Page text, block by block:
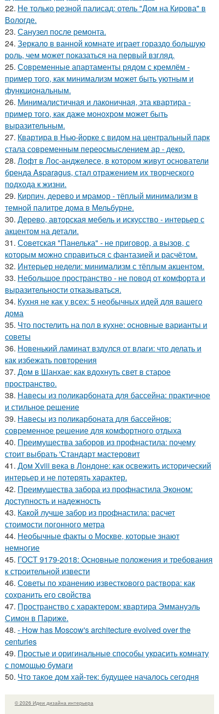
22. Не только резной палисад: отель "Дом на Кирова" в
Вологде.
23. Санузел после ремонта.
24. Зеркало в ванной комнате играет гораздо большую
роль, чем может показаться на первый взгляд.
25. Современные апартаменты рядом с кремлём -
пример того, как минимализм может быть уютным и
функциональным.
26. Минималистичная и лаконичная, эта квартира -
пример того, как даже монохром может быть
выразительным.
27. Квартира в Нью-йорке с видом на центральный парк
стала современным переосмыслением ар - деко.
28. Лофт в Лос-анджелесе, в котором живут основатели
бренда Asparagus, стал отражением их творческого
подхода к жизни.
29. Кирпич, дерево и мрамор - тёплый минимализм в
темной палитре дома в Мельбурне.
30. Дерево, авторская мебель и искусство - интерьер с
акцентом на детали.
31. Советская "Панелька" - не приговор, а вызов, с
которым можно справиться с фантазией и расчётом.
32. Интерьер недели: минимализм с тёплым акцентом.
33. Небольшое пространство - не повод от комфорта и
выразительности отказываться.
34. Кухня не как у всех: 5 необычных идей для вашего
дома
35. Что постелить на пол в кухне: основные варианты и
советы
36. Новенький ламинат вздулся от влаги: что делать и
как избежать повторения
37. Дом в Шанхае: как вдохнуть свет в старое
пространство.
38. Навесы из поликарбоната для бассейна: практичное
и стильное решение
39. Навесы из поликарбоната для бассейнов:
современное решение для комфортного отдыха
40. Преимущества заборов из профнастила: почему
стоит выбрать 'Стандарт мастеровит
41. Дом Xviii века в Лондоне: как освежить исторический
интерьер и не потерять характер.
42. Преимущества забора из профнастила Эконом:
доступность и надежность
43. Какой лучше забор из профнастила: расчет
стоимости погонного метра
44. Необычные факты о Москве, которые знают
немногие
45. ГОСТ 9179-2018: Основные положения и требования
к строительной извести
46. Советы по хранению известкового раствора: как
сохранить его свойства
47. Пространство с характером: квартира Эммануэль
Симон в Париже.
48. - How has Moscow's architecture evolved over the
centuries
49. Простые и оригинальные способы украсить комнату
с помощью бумаги
50. Что такое дом хай-тек: будущее началось сегодня
© 2026 Идеи дизайна интерьера